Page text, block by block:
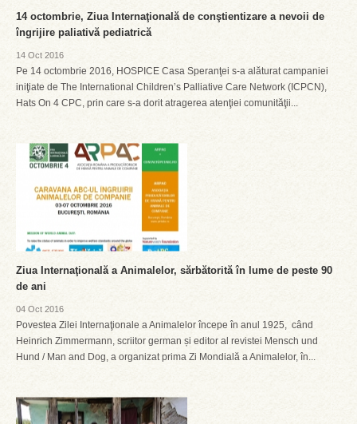
14 octombrie, Ziua Internaţională de conştientizare a nevoii de
îngrijire paliativă pediatrică
14 Oct 2016
Pe 14 octombrie 2016, HOSPICE Casa Speranţei s-a alăturat campaniei
iniţiate de The International Children’s Palliative Care Network (ICPCN),
Hats On 4 CPC, prin care s-a dorit atragerea atenţiei comunităţii...
Ziua Internaţională a Animalelor, sărbătorită în lume de peste 90
de ani
04 Oct 2016
Povestea Zilei Internaţionale a Animalelor începe în anul 1925, când
Heinrich Zimmermann, scriitor german și editor al revistei Mensch und
Hund / Man and Dog, a organizat prima Zi Mondială a Animalelor, în...